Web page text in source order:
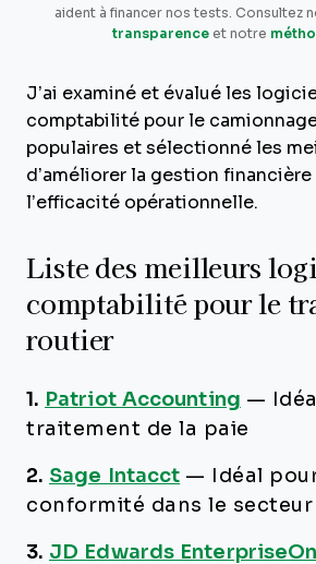
aident à financer nos tests. Consultez
transparence et notre
J’ai examiné et évalué les
comptabilité pour le
populaires et sélectionné les
d’améliorer la gestion
l’efficacité opérationnelle.
Liste des meilleurs
comptabilité pour le
routier
1. Patriot Accounting —
traitement de la paie
2. Sage Intacct —
Idéal
conformité dans le
3. JD Edwards